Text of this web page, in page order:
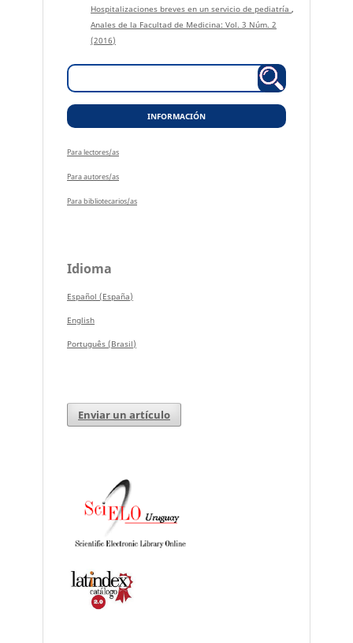
Hospitalizaciones breves en un servicio de pediatría ,
Anales de la Facultad de Medicina: Vol. 3 Núm. 2
(2016)
INFORMACIÓN
Para lectores/as
Para autores/as
Para bibliotecarios/as
Idioma
Español (España)
English
Português (Brasil)
Enviar un artículo